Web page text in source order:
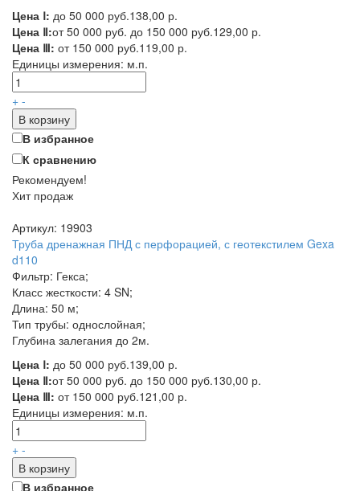
Цена Ⅰ: до 50 000 руб.138,00 р.
Цена Ⅱ:от 50 000 руб. до 150 000 руб.129,00 р.
Цена Ⅲ: от 150 000 руб.119,00 р.
Единицы измерения: м.п.
+ -
В корзину
В избранное
К сравнению
Рекомендуем!
Хит продаж
Артикул: 19903
Труба дренажная ПНД с перфорацией, с геотекстилем Gexa
d110
Фильтр: Гекса;
Класс жесткости: 4 SN;
Длина: 50 м;
Тип трубы: однослойная;
Глубина залегания до 2м.
Цена Ⅰ: до 50 000 руб.139,00 р.
Цена Ⅱ:от 50 000 руб. до 150 000 руб.130,00 р.
Цена Ⅲ: от 150 000 руб.121,00 р.
Единицы измерения: м.п.
+ -
В корзину
В избранное